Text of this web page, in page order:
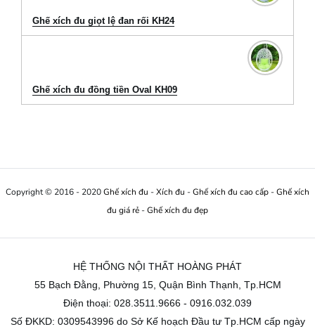
Ghế xích đu giọt lệ đan rối KH24
Ghế xích đu đồng tiền Oval KH09
Copyright © 2016 - 2020Ghế xích đu -Xích đu -Ghế xích đu cao cấp -Ghế xích
đu giá rẻ -Ghế xích đu đẹp
HỆ THỐNG NỘI THẤT HOÀNG PHÁT
55 Bạch Đằng, Phường 15, Quận Bình Thạnh, Tp.HCM
Điện thoại: 028.3511.9666 - 0916.032.039
Số ĐKKD: 0309543996 do Sở Kế hoạch Đầu tư Tp.HCM cấp ngày